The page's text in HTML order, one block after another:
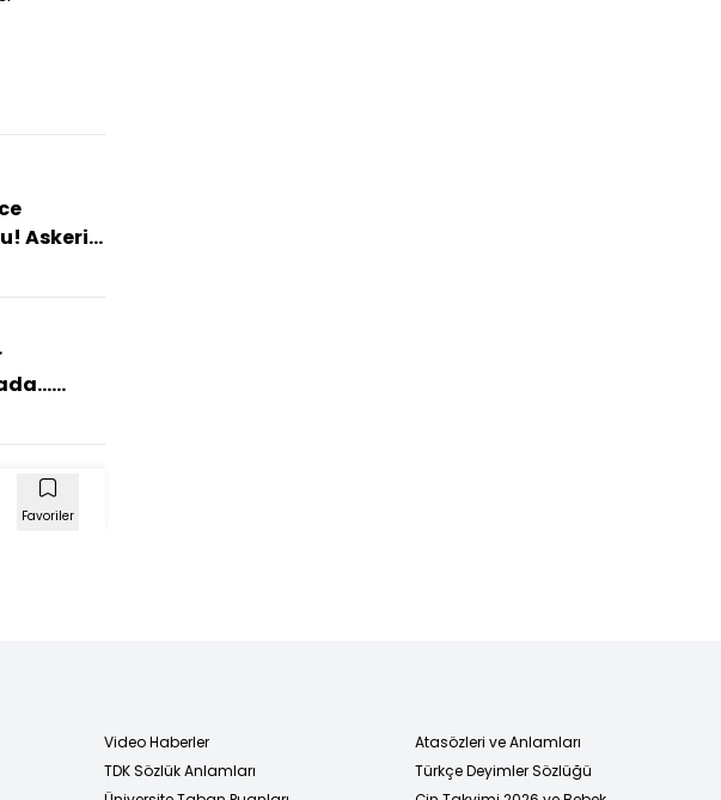
Askeri
Favoriler
Video Haberler
TDK Sözlük Anlamları
Atasözleri ve Anlamları
Türkçe Deyimler Sözlüğü